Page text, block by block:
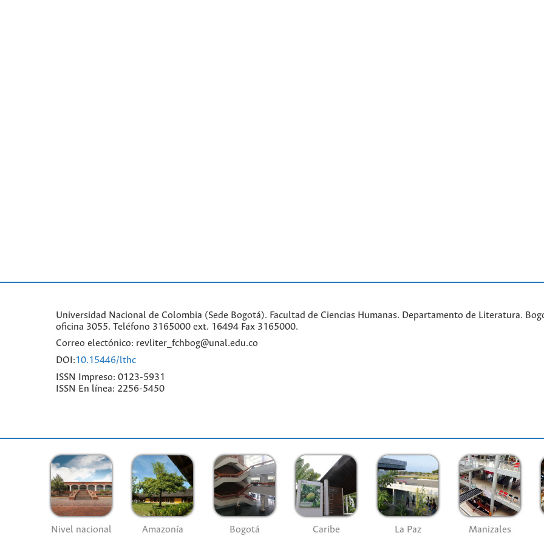
Universidad Nacional de Colombia (Sede Bogotá). Facultad de Ciencias Humanas. Departamento de Literatura.
oficina 3055. Teléfono 3165000 ext. 16494 Fax 3165000.
Correo electónico: revliter_fchbog@unal.edu.co
DOI:10.15446/lthc
ISSN Impreso: 0123-5931
ISSN En línea: 2256-5450
Nivel nacional Amazonía Bogotá Caribe La Paz Manizales